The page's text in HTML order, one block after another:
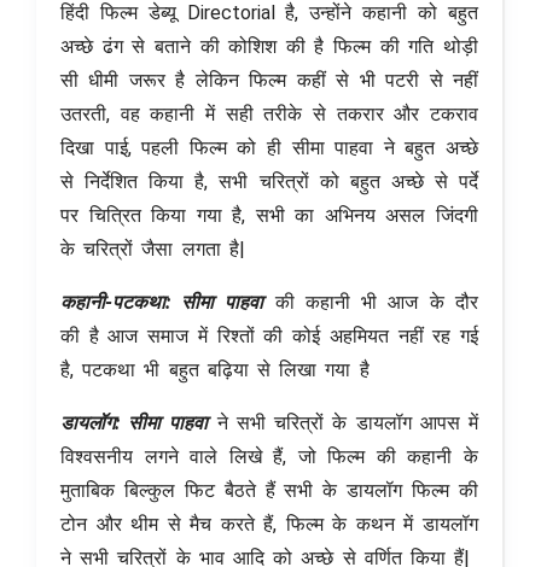
हिंदी फिल्म डेब्यू Directorial है, उन्होंने कहानी को बहुत
अच्छे ढंग से बताने की कोशिश की है फिल्म की गति थोड़ी
सी धीमी जरूर है लेकिन फिल्म कहीं से भी पटरी से नहीं
उतरती, वह कहानी में सही तरीके से तकरार और टकराव
दिखा पाई, पहली फिल्म को ही सीमा पाहवा ने बहुत अच्छे
से निर्देशित किया है, सभी चरित्रों को बहुत अच्छे से पर्दे
पर चित्रित किया गया है, सभी का अभिनय असल जिंदगी
के चरित्रों जैसा लगता है|
कहानी-पटकथा: सीमा पाहवाकी कहानी भी आज के दौर
की है आज समाज में रिश्तों की कोई अहमियत नहीं रह गई
है, पटकथा भी बहुत बढ़िया से लिखा गया है
डायलॉग: सीमा पाहवाने सभी चरित्रों के डायलॉग आपस में
विश्वसनीय लगने वाले लिखे हैं, जो फिल्म की कहानी के
मुताबिक बिल्कुल फिट बैठते हैं सभी के डायलॉग फिल्म की
टोन और थीम से मैच करते हैं, फिल्म के कथन में डायलॉग
ने सभी चरित्रों के भाव आदि को अच्छे से वर्णित किया हैं|